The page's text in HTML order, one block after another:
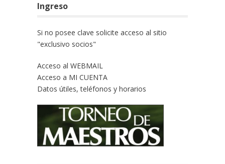
Ingreso
Si no posee clave solicite acceso al sitio
"exclusivo socios"
Acceso al WEBMAIL
Acceso a MI CUENTA
Datos útiles, teléfonos y horarios